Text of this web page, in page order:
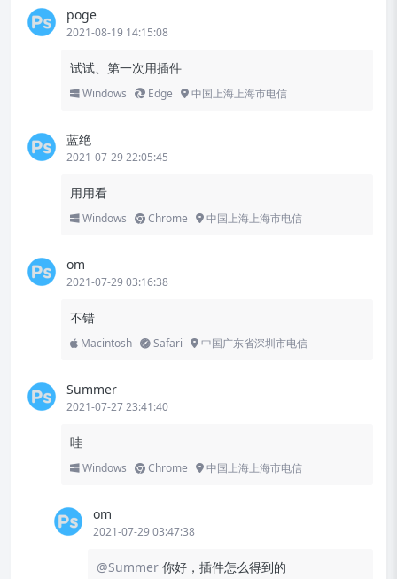
poge
2021-08-19 14:15:08
试试、第一次用插件
Windows Edge 中国上海上海市电信
蓝绝
2021-07-29 22:05:45
用用看
Windows Chrome 中国上海上海市电信
om
2021-07-29 03:16:38
不错
Macintosh Safari 中国广东省深圳市电信
Summer
2021-07-27 23:41:40
哇
Windows Chrome 中国上海上海市电信
om
2021-07-29 03:47:38
@Summer 你好，插件怎么得到的